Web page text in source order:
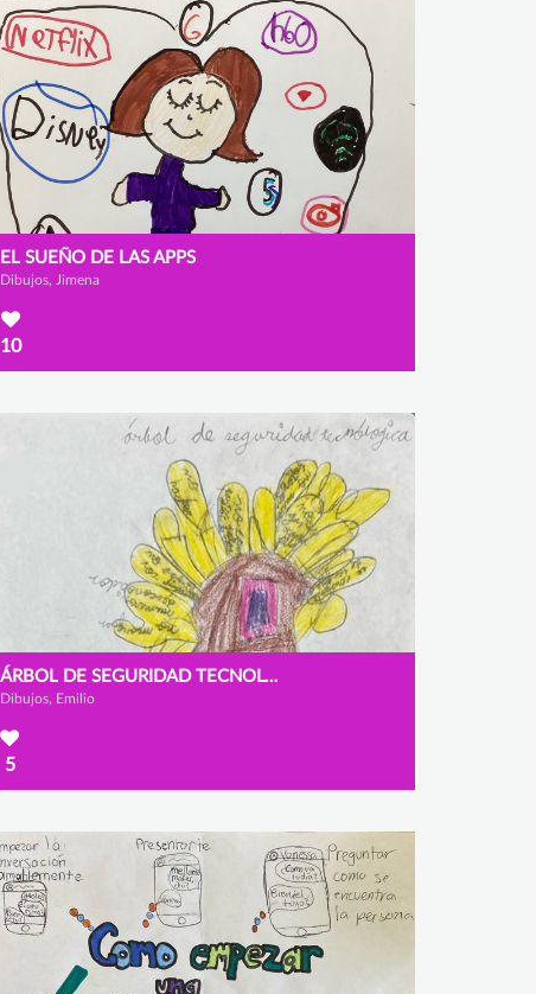
EL SUEÑO DE LAS APPS
Dibujos, Jimena
10
ÁRBOL DE SEGURIDAD TECNOLÓGICA
Dibujos, Emilio
5